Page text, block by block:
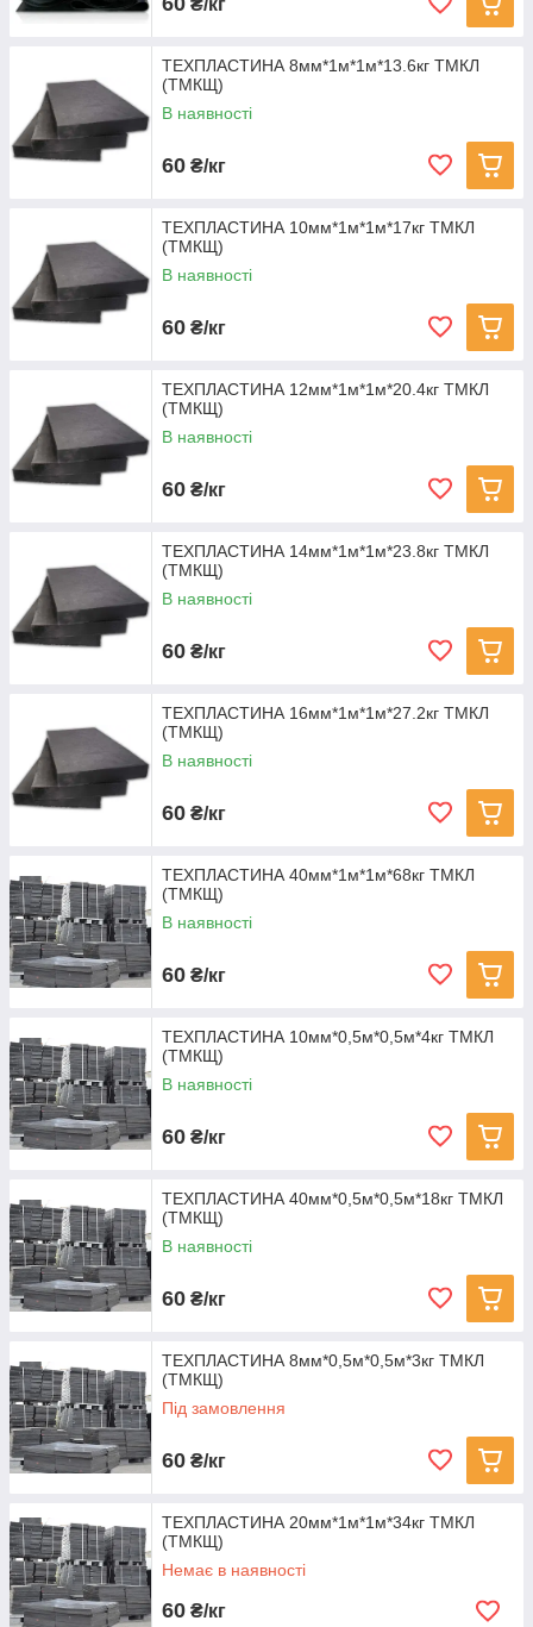
ТЕХПЛАСТИНА 8мм*1м*1м*13.6кг ТМКЛ
(ТМКЩ)
В наявності
60 ₴/кг
ТЕХПЛАСТИНА 10мм*1м*1м*17кг ТМКЛ
(ТМКЩ)
В наявності
60 ₴/кг
ТЕХПЛАСТИНА 12мм*1м*1м*20.4кг ТМКЛ
(ТМКЩ)
В наявності
60 ₴/кг
ТЕХПЛАСТИНА 14мм*1м*1м*23.8кг ТМКЛ
(ТМКЩ)
В наявності
60 ₴/кг
ТЕХПЛАСТИНА 16мм*1м*1м*27.2кг ТМКЛ
(ТМКЩ)
В наявності
60 ₴/кг
ТЕХПЛАСТИНА 40мм*1м*1м*68кг ТМКЛ
(ТМКЩ)
В наявності
60 ₴/кг
ТЕХПЛАСТИНА 10мм*0,5м*0,5м*4кг ТМКЛ
(ТМКЩ)
В наявності
60 ₴/кг
ТЕХПЛАСТИНА 40мм*0,5м*0,5м*18кг ТМКЛ
(ТМКЩ)
В наявності
60 ₴/кг
ТЕХПЛАСТИНА 8мм*0,5м*0,5м*3кг ТМКЛ
(ТМКЩ)
Під замовлення
60 ₴/кг
ТЕХПЛАСТИНА 20мм*1м*1м*34кг ТМКЛ
(ТМКЩ)
Немає в наявності
60 ₴/кг